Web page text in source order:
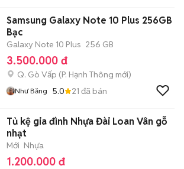
Samsung Galaxy Note 10 Plus 256GB
Bạc
Galaxy Note 10 Plus 256 GB
3.500.000 đ
Q. Gò Vấp (P. Hạnh Thông mới)
Như Băng 5.0 21 đã bán
Tủ kệ gia đình Nhựa Đài Loan Vân gỗ
nhạt
Mới Nhựa
1.200.000 đ